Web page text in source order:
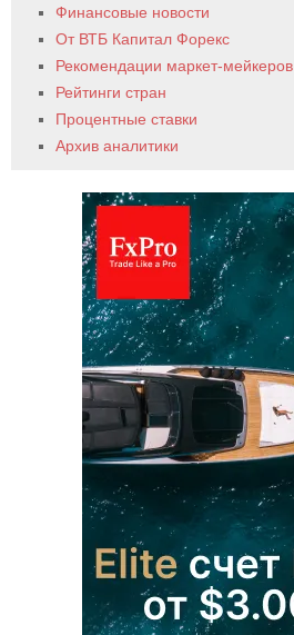
Финансовые новости
От ВТБ Капитал Форекс
Рекомендации маркет-мейкеров
Рейтинги стран
Процентные ставки
Архив аналитики